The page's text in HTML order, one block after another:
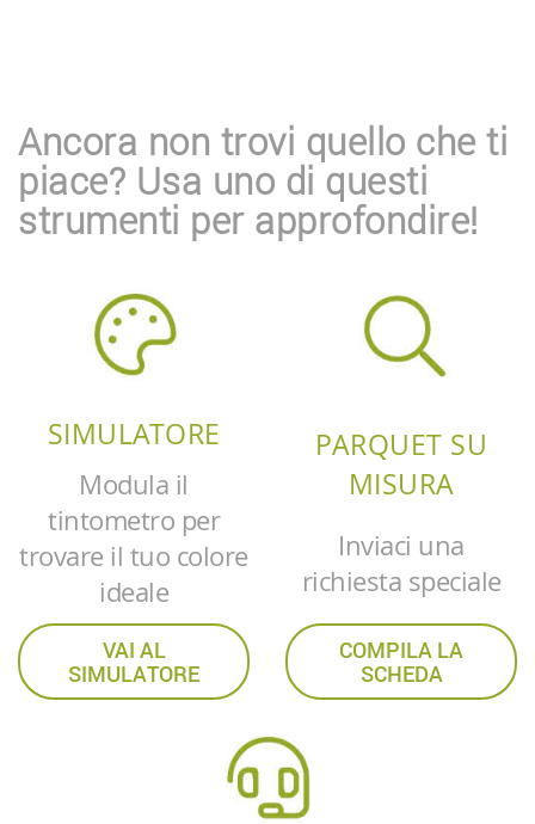
Ancora non trovi quello che ti
piace? Usa uno di questi
strumenti per approfondire!
SIMULATORE
Modula il
tintometro per
trovare il tuo colore
ideale
VAI AL
SIMULATORE
PARQUET SU
MISURA
Inviaci una
richiesta speciale
COMPILA LA
SCHEDA